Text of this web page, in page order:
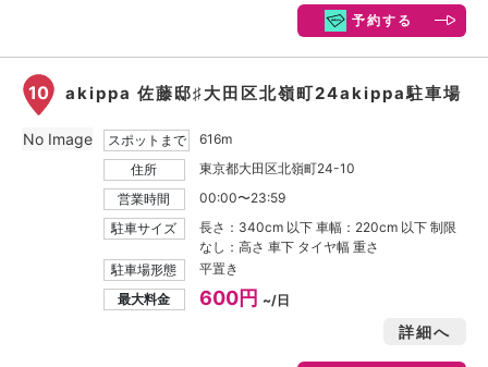
予約する
10 akippa 佐藤邸♯大田区北嶺町24akippa駐車場
スポットまで
616m
住所
東京都大田区北嶺町24-10
営業時間
00:00〜23:59
駐車サイズ
長さ：340cm 以下 車幅：220cm 以下 制限
なし：高さ 車下 タイヤ幅 重さ
駐車場形態
平置き
最大料金
600円 ~/日
詳細へ
No Image